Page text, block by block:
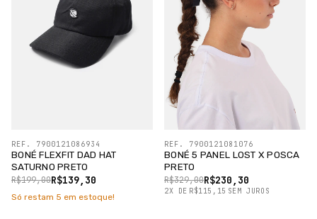
BONÉ FLEXFIT DAD HAT
SATURNO PRETO
R$139,30
R$199,00
REF. 7900121086934
Só restam 5 em estoque!
BONÉ 5 PANEL LOST X POSCA
PRETO
R$230,30
R$329,00
2X DE R$115,15 SEM JUROS
REF. 7900121081076